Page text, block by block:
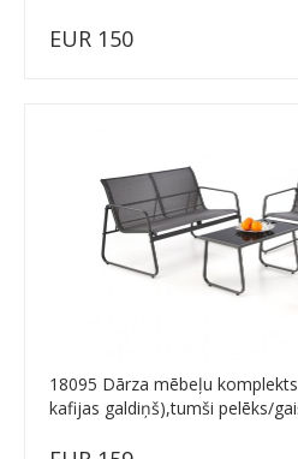
EUR 150
18095 Dārza mēbeļu
kafijas galdiņš),tumši pelēks/